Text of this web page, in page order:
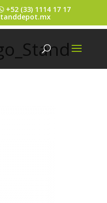
+52 (33) 1114 17 17